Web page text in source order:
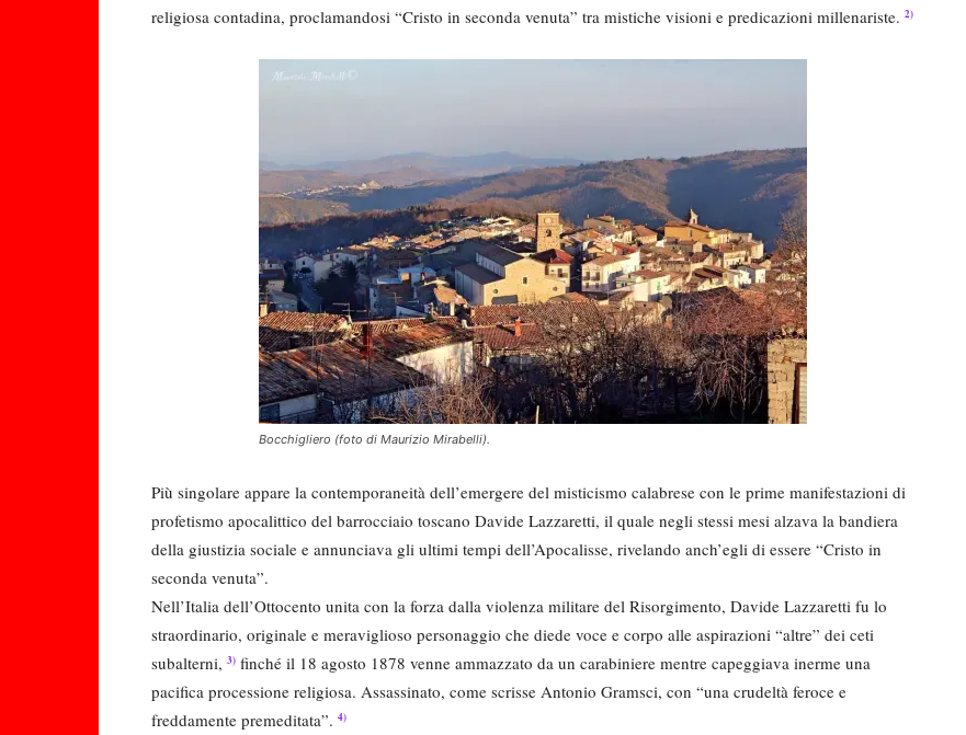
religiosa contadina, proclamandosi “Cristo in seconda venuta” tra mistiche visioni e predicazioni millenariste. 2)
Bocchigliero (foto di Maurizio Mirabelli).
Più singolare appare la contemporaneità dell’emergere del misticismo calabrese con le prime manifestazioni di
profetismo apocalittico del barrocciaio toscano Davide Lazzaretti, il quale negli stessi mesi alzava la bandiera
della giustizia sociale e annunciava gli ultimi tempi dell’Apocalisse, rivelando anch’egli di essere “Cristo in
seconda venuta”.
Nell’Italia dell’Ottocento unita con la forza dalla violenza militare del Risorgimento, Davide Lazzaretti fu lo
straordinario, originale e meraviglioso personaggio che diede voce e corpo alle aspirazioni “altre” dei ceti
subalterni, 3) finché il 18 agosto 1878 venne ammazzato da un carabiniere mentre capeggiava inerme una
pacifica processione religiosa. Assassinato, come scrisse Antonio Gramsci, con “una crudeltà feroce e
freddamente premeditata”. 4)